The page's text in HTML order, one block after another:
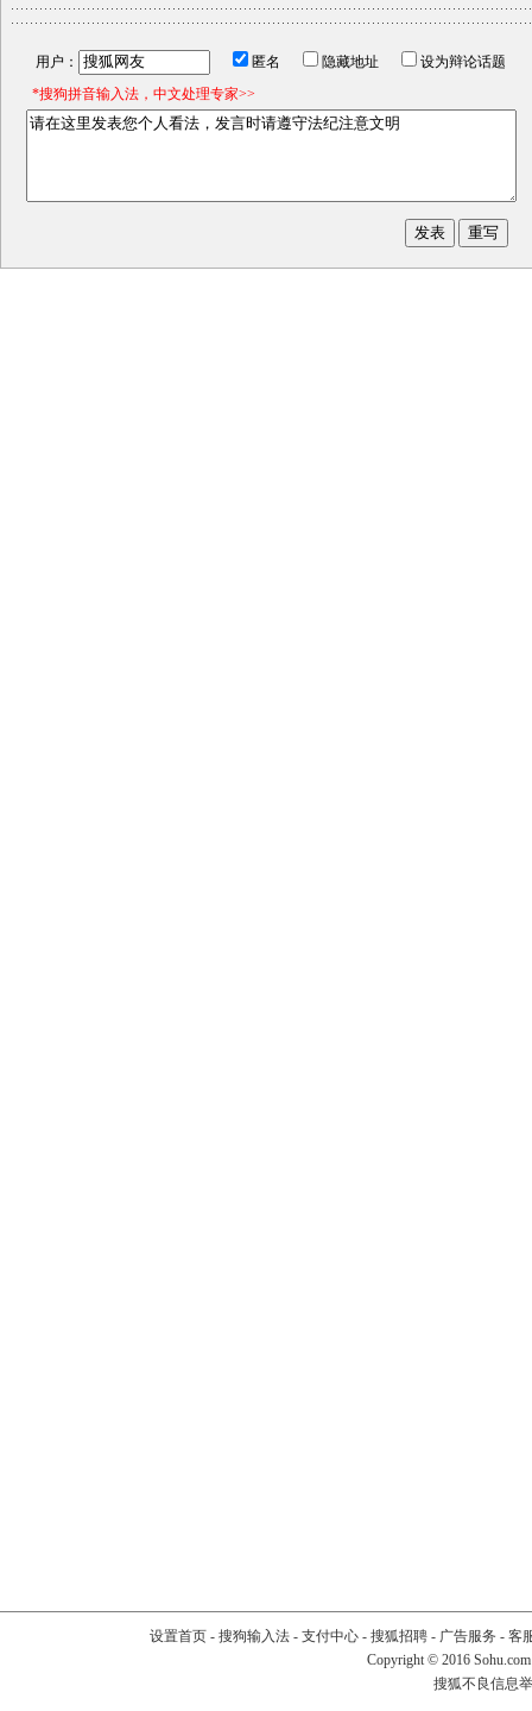
用户： 匿名 隐藏地址
设为辩论话题
*搜狗拼音输入法，中文处理专家>>
设置首页- 搜狗输入法- 支付中心- 搜狐招聘- 广告服务 - 客
Copyright © 2016
搜狐不良信息